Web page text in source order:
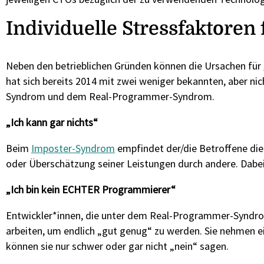
Individuelle
Neben den betrieblichen Gründen können die Ursachen für
hat sich bereits 2014 mit zwei weniger bekannten, aber
Syndrom und dem Real-Programmer-Syndrom.
„Ich kann gar nichts“
Beim Imposter-Syndrom empfindet der/die Betroffene
oder Überschätzung seiner Leistungen durch andere.
„Ich bin kein ECHTER Programmierer“
Entwickler*innen, die unter dem Real-Programmer-
arbeiten, um endlich „gut genug“ zu werden. Sie nehmen
können sie nur schwer oder gar nicht „nein“ sagen.